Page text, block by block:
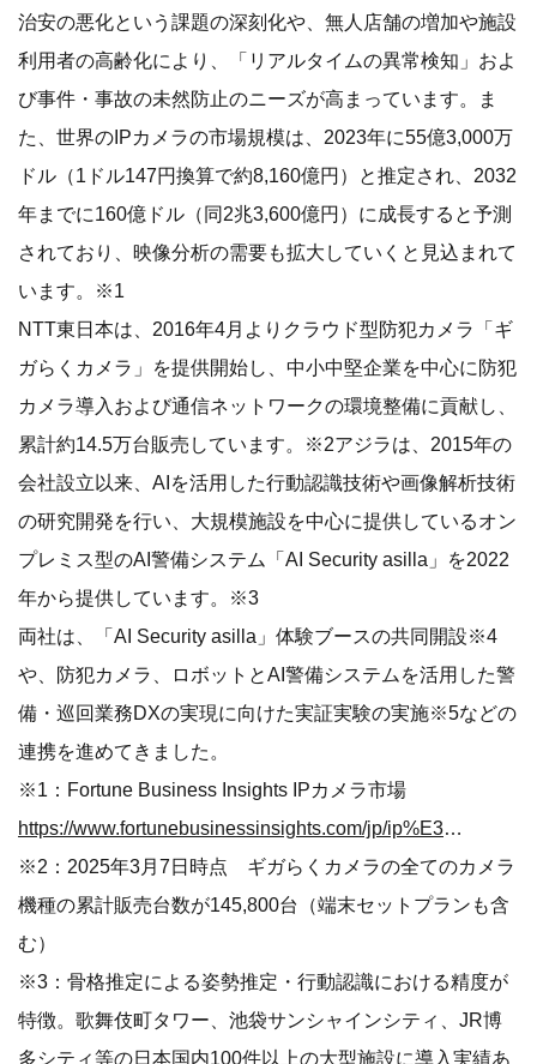
治安の悪化という課題の深刻化や、無人店舗の増加や施設
利用者の高齢化により、「リアルタイムの異常検知」およ
び事件・事故の未然防止のニーズが高まっています。ま
た、世界のIPカメラの市場規模は、2023年に55億3,000万
ドル（1ドル147円換算で約8,160億円）と推定され、2032
年までに160億ドル（同2兆3,600億円）に成長すると予測
されており、映像分析の需要も拡大していくと見込まれて
います。※1
NTT東日本は、2016年4月よりクラウド型防犯カメラ「ギ
ガらくカメラ」を提供開始し、中小中堅企業を中心に防犯
カメラ導入および通信ネットワークの環境整備に貢献し、
累計約14.5万台販売しています。※2アジラは、2015年の
会社設立以来、AIを活用した行動認識技術や画像解析技術
の研究開発を行い、大規模施設を中心に提供しているオン
プレミス型のAI警備システム「AI Security asilla」を2022
年から提供しています。※3
両社は、「AI Security asilla」体験ブースの共同開設※4
や、防犯カメラ、ロボットとAI警備システムを活用した警
備・巡回業務DXの実現に向けた実証実験の実施※5などの
連携を進めてきました。
※1：Fortune Business Insights IPカメラ市場
https://www.fortunebusinessinsights.com/jp/ip%E3%82%AB%E3%83%A1%E3%83%A9%E5%B8%82%E5%A0%B4-107356
※2：2025年3月7日時点 ギガらくカメラの全てのカメラ
機種の累計販売台数が145,800台（端末セットプランも含
む）
※3：骨格推定による姿勢推定・行動認識における精度が
特徴。歌舞伎町タワー、池袋サンシャインシティ、JR博
多シティ等の日本国内100件以上の大型施設に導入実績あ